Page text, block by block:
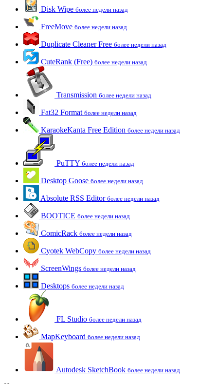
Disk Wipe более недели назад
FreeMove более недели назад
Duplicate Cleaner Free более недели назад
CuteRank (Free) более недели назад
Transmission более недели назад
Fat32 Format более недели назад
KaraokeKanta Free Edition более недели назад
PuTTY более недели назад
Desktop Goose более недели назад
Absolute RSS Editor более недели назад
BOOTICE более недели назад
ComicRack более недели назад
Cyotek WebCopy более недели назад
ScreenWings более недели назад
Desktops более недели назад
FL Studio более недели назад
MapKeyboard более недели назад
Autodesk SketchBook более недели назад